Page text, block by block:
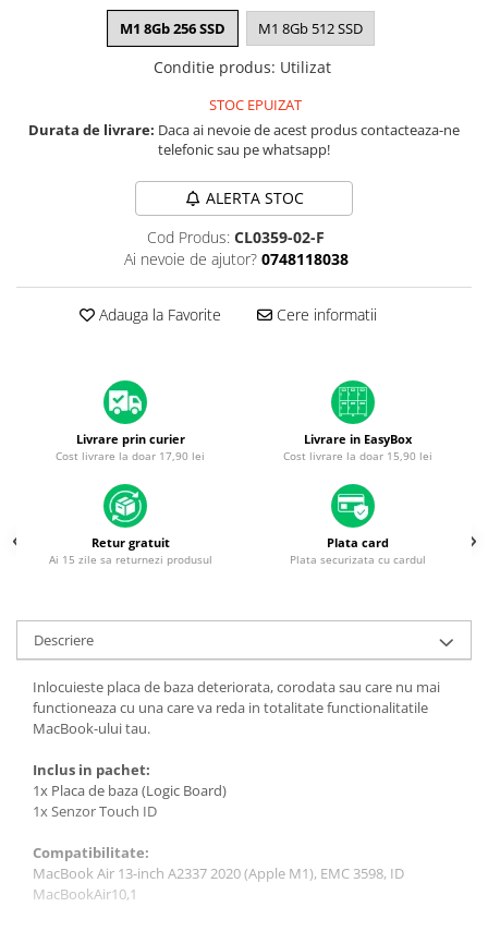
A1466 (13” 2012-2017)
A1932 (13” 2018-2019)
A2681 (M2 13” 2022)
A2941 (M2 15” 2023)
A3113 (M3 13” 2024)
A3240 (M4 13” 2025)
A1286 (Unibody 15” 2008-2012)
A1342 (Unibody 13” 2009-2010)
A1534 (Retina 12” 2015-2017)
Piese & Accesorii iPhone
iPhone 16 Pro Max
iPhone 16 Pro
iPhone 17 Pro
iPhone 16 Plus
iPhone 17
iPhone 15 Pro
iPhone 16
iPhone 15
iPhone 14 Pro Max
iPhone 14 Pro
iPhone 14 Plus
M1 8Gb 256 SSD M1 8Gb 512 SSD
Conditie produs: Utilizat
STOC EPUIZAT
Durata de livrare: Daca ai nevoie de acest produs contacteaza-ne
telefonic sau pe whatsapp!
ALERTA STOC
Cod Produs: CL0359-02-F
Ai nevoie de ajutor? 0748118038
Adauga la Favorite Cere informatii
Livrare prin curier
Cost livrare la doar 17,90 lei
Livrare in EasyBox
Cost livrare la doar 15,90 lei
Retur gratuit
Ai 15 zile sa returnezi produsul
Plata card
Plata securizata cu cardul
Descriere
Inlocuieste placa de baza deteriorata, corodata sau care nu mai
functioneaza cu una care va reda in totalitate functionalitatile
MacBook-ului tau.
Inclus in pachet:
1x Placa de baza (Logic Board)
1x Senzor Touch ID
Compatibilitate:
MacBook Air 13-inch A2337 2020 (Apple M1), EMC 3598, ID
MacBookAir10,1